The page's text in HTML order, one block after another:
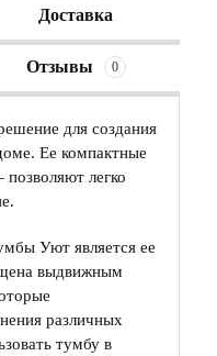
Доставка
Отзывы 0
для создания
Ее компактные
легко
Уют является ее
выдвижным
различных
тумбу в